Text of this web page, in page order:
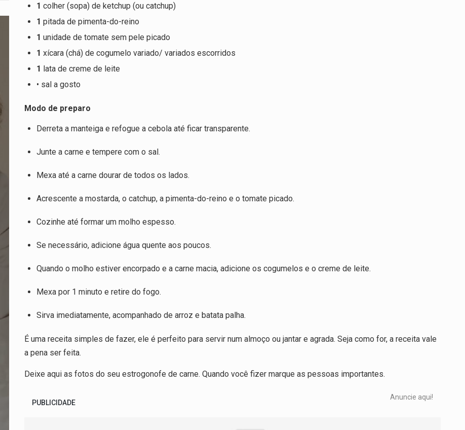
1 colher (sopa) de ketchup (ou catchup)
1 pitada de pimenta-do-reino
1 unidade de tomate sem pele picado
1 xícara (chá) de cogumelo variado/ variados escorridos
1 lata de creme de leite
• sal a gosto
Modo de preparo
Derreta a manteiga e refogue a cebola até ficar transparente.
Junte a carne e tempere com o sal.
Mexa até a carne dourar de todos os lados.
Acrescente a mostarda, o catchup, a pimenta-do-reino e o tomate picado.
Cozinhe até formar um molho espesso.
Se necessário, adicione água quente aos poucos.
Quando o molho estiver encorpado e a carne macia, adicione os cogumelos e o creme de leite.
Mexa por 1 minuto e retire do fogo.
Sirva imediatamente, acompanhado de arroz e batata palha.
É uma receita simples de fazer, ele é perfeito para servir num almoço ou jantar e agrada. Seja como for, a receita vale
a pena ser feita.
Deixe aqui as fotos do seu estrogonofe de carne. Quando você fizer marque as pessoas importantes.
PUBLICIDADE
Anuncie aqui!